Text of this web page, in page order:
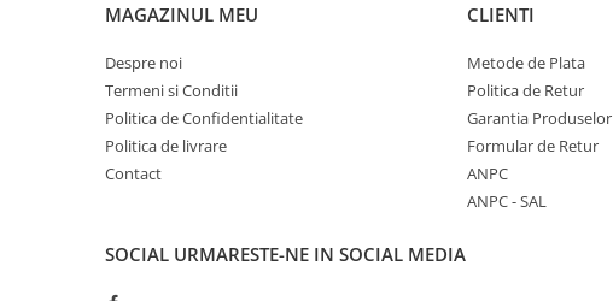
MAGAZINUL MEU
Despre noi
Termeni si Conditii
Politica de Confidentialitate
Politica de livrare
Contact
CLIENTI
Metode de Plata
Politica de Retur
Garantia Produselor
Formular de Retur
ANPC
ANPC - SAL
SOCIAL URMARESTE-NE IN SOCIAL MEDIA